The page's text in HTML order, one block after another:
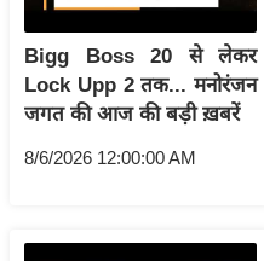
क्षा
B
r
e
a
n
Bigg Boss 20 से लेकर
Lock Upp 2 तक... मनोरंजन
जगत की आज की बड़ी ख़बरें
8/6/2026 12:00:00 AM